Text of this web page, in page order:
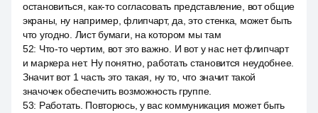
остановиться, как-то согласовать представление, вот общие
экраны, ну например, флипчарт, да, это стенка, может быть
что угодно. Лист бумаги, на котором мы там
52: Что-то чертим, вот это важно. И вот у нас нет флипчарт
и маркера нет. Ну понятно, работать становится неудобнее.
Значит вот 1 часть это такая, ну то, что значит такой
значочек обеспечить возможность группе.
53: Работать. Повторюсь, у вас коммуникация может быть